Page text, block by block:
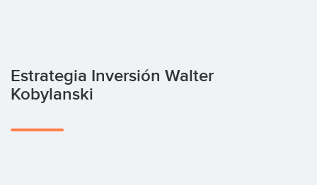
Estrategia Inversión Walter
Kobylanski